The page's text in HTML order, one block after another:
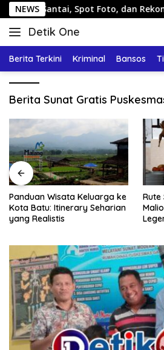
Langsung
ke
konten
NEWS
Santai, Spot Foto, dan
Detik One
Tajam
Fakta
Berita Terkini Kriminal Bansos
Berita Sunat Gratis
Panduan Wisata Keluarga ke
Kota Batu: Itinerary Seharian
yang Realistis
Rute